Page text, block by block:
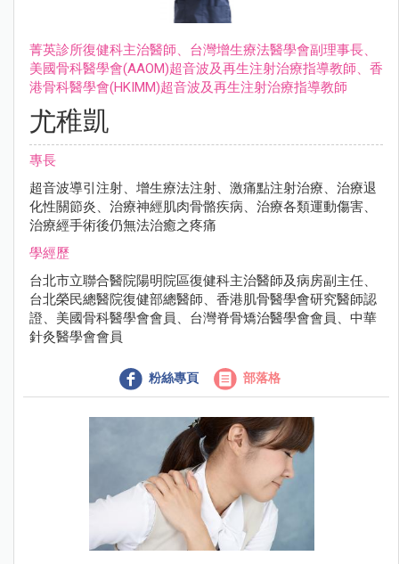
菁英診所復健科主治醫師、台灣增生療法醫學會副理事長、
美國骨科醫學會(AAOM)超音波及再生注射治療指導教師、香
港骨科醫學會(HKIMM)超音波及再生注射治療指導教師
尤稚凱
專長
超音波導引注射、增生療法注射、激痛點注射治療、治療退
化性關節炎、治療神經肌肉骨骼疾病、治療各類運動傷害、
治療經手術後仍無法治癒之疼痛
學經歷
台北市立聯合醫院陽明院區復健科主治醫師及病房副主任、
台北榮民總醫院復健部總醫師、香港肌骨醫學會研究醫師認
證、美國骨科醫學會會員、台灣脊骨矯治醫學會會員、中華
針灸醫學會會員
粉絲專頁 部落格